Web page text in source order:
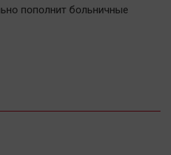
пополнит больничные